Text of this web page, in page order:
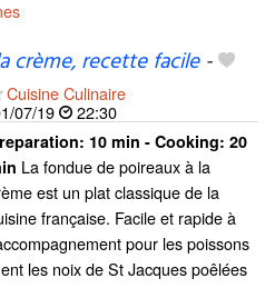
crème, recette facile-
Cuisine Culinaire
07/19
22:30
10 min - Cooking: 20
La fondue de poireaux à la
est un plat classique de la
française. Facile et rapide à
pour les poissons
les noix de St Jacques poêlées